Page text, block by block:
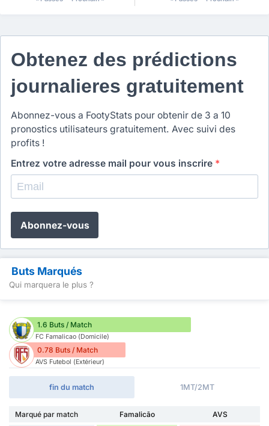
Obtenez des prédictions
journalieres gratuitement
Abonnez-vous a FootyStats pour obtenir de 3 a 10
pronostics utilisateurs gratuitement. Avec suivi des
profits !
Entrez votre adresse mail pour vous inscrire *
Abonnez-vous
Buts Marqués
Qui marquera le plus ?
1.6 Buts / Match
FC Famalicao (Domicile)
0.78 Buts / Match
AVS Futebol (Extérieur)
fin du match 1MT/2MT
Marqué par match Famalicão
AVS